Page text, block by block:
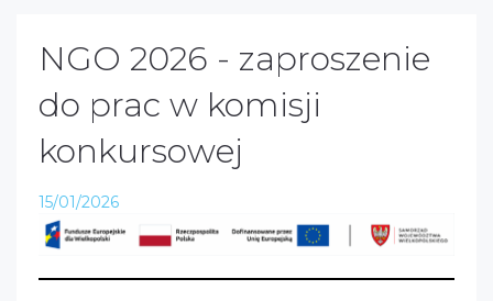
NGO 2026 - zaproszenie
do prac w komisji
konkursowej
15/01/2026